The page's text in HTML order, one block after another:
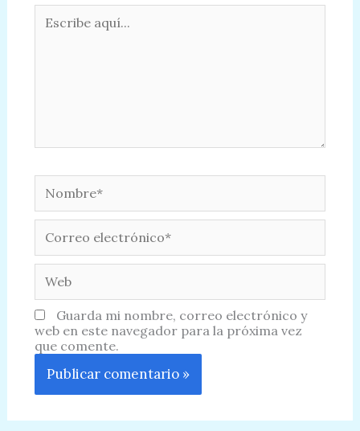
Escribe
aquí...
Nombre*
Correo
electrónico*
Web
Guarda mi nombre, correo electrónico y
web en este navegador para la próxima vez
que comente.